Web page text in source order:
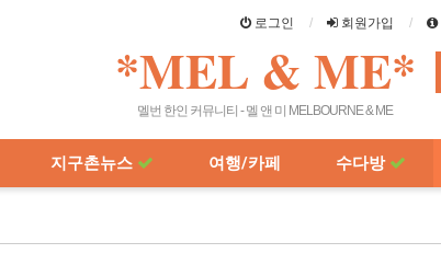
로그인 회원가입
*MEL & ME*
멜번 한인 커뮤니티 - 멜 앤 미 MELBOURNE & ME
지구촌뉴스 여행/카페 수다방